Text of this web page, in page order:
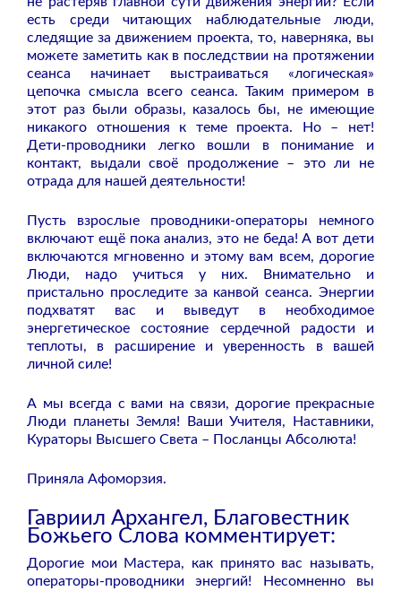
есть среди читающих наблюдательные люди,
следящие за движением проекта, то, наверняка, вы
можете заметить как в последствии на протяжении
сеанса начинает выстраиваться «логическая»
цепочка смысла всего сеанса. Таким примером в
этот раз были образы, казалось бы, не имеющие
никакого отношения к теме проекта. Но – нет!
Дети-проводники легко вошли в понимание и
контакт, выдали своё продолжение – это ли не
отрада для нашей деятельности!
Пусть взрослые проводники-операторы немного
включают ещё пока анализ, это не беда! А вот дети
включаются мгновенно и этому вам всем, дорогие
Люди, надо учиться у них. Внимательно и
пристально проследите за канвой сеанса. Энергии
подхватят вас и выведут в необходимое
энергетическое состояние сердечной радости и
теплоты, в расширение и уверенность в вашей
личной силе!
А мы всегда с вами на связи, дорогие прекрасные
Люди планеты Земля! Ваши Учителя, Наставники,
Кураторы Высшего Света – Посланцы Абсолюта!
Приняла Афоморзия.
Гавриил Архангел, Благовестник
Божьего Слова комментирует:
Дорогие мои Мастера, как принято вас называть,
операторы-проводники энергий! Несомненно вы